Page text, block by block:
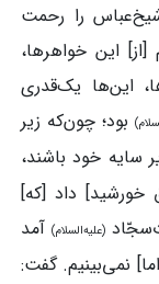
را رحمت
این خواهرها،
این‌ها یک‌قدری
بود؛ چون‌که زیر
سایه خود باشند،
داد [که]
(علیه‌السلام)آمد
نمی‌بینیم. گفت: